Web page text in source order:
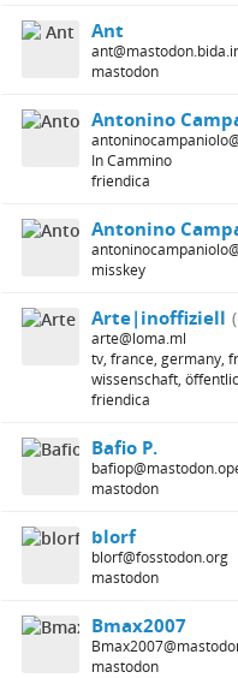
Ant
mastodon
Antonino
In Cammino
friendica
Antonino
misskey
Arte|inoffiziell
arte@loma.ml
tv, france, germany,
wissenschaft,
friendica
Bafio P.
mastodon
blorf
blorf@fosstodon.org
mastodon
Bmax2007
mastodon